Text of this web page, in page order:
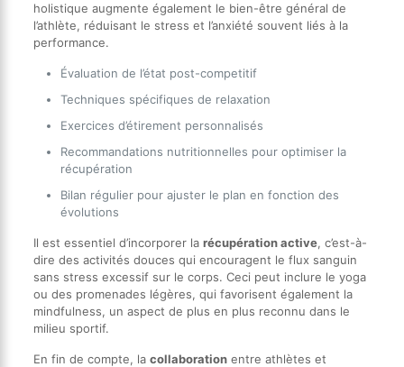
holistique augmente également le bien-être général de
l’athlète, réduisant le stress et l’anxiété souvent liés à la
performance.
Évaluation de l’état post-competitif
Techniques spécifiques de relaxation
Exercices d’étirement personnalisés
Recommandations nutritionnelles pour optimiser la
récupération
Bilan régulier pour ajuster le plan en fonction des
évolutions
Il est essentiel d’incorporer la récupération active, c’est-à-
dire des activités douces qui encouragent le flux sanguin
sans stress excessif sur le corps. Ceci peut inclure le yoga
ou des promenades légères, qui favorisent également la
mindfulness, un aspect de plus en plus reconnu dans le
milieu sportif.
En fin de compte, la collaborationentre athlètes et